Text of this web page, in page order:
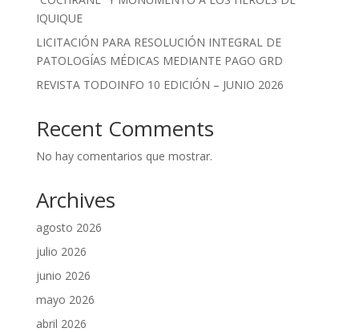
IQUIQUE
LICITACIÓN PARA RESOLUCIÓN INTEGRAL DE
PATOLOGÍAS MÉDICAS MEDIANTE PAGO GRD
REVISTA TODOINFO 10 EDICIÓN – JUNIO 2026
Recent Comments
No hay comentarios que mostrar.
Archives
agosto 2026
julio 2026
junio 2026
mayo 2026
abril 2026